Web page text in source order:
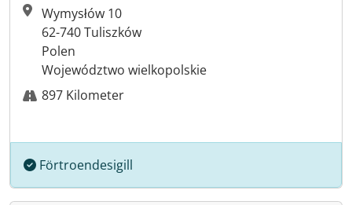
Wymysłów 10
62-740 Tuliszków
Polen
Województwo wielkopolskie
897 Kilometer
Förtroendesigill